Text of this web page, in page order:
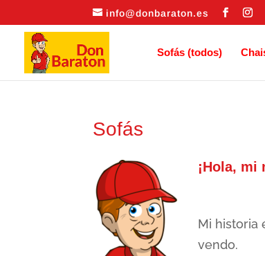
info@donbaraton.es
Sofás (todos)
Sofás
¡Hola, mi
Mi historia
vendo.